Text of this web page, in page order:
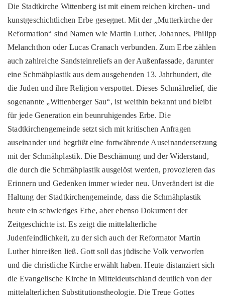
Die Stadtkirche Wittenberg ist mit einem reichen kirchen- und
kunstgeschichtlichen Erbe gesegnet. Mit der „Mutterkirche der
Reformation“ sind Namen wie Martin Luther, Johannes, Philipp
Melanchthon oder Lucas Cranach verbunden. Zum Erbe zählen
auch zahlreiche Sandsteinreliefs an der Außenfassade, darunter
eine Schmähplastik aus dem ausgehenden 13. Jahrhundert, die
die Juden und ihre Religion verspottet. Dieses Schmährelief, die
sogenannte „Wittenberger Sau“, ist weithin bekannt und bleibt
für jede Generation ein beunruhigendes Erbe. Die
Stadtkirchengemeinde setzt sich mit kritischen Anfragen
auseinander und begrüßt eine fortwährende Auseinandersetzung
mit der Schmähplastik. Die Beschämung und der Widerstand,
die durch die Schmähplastik ausgelöst werden, provozieren das
Erinnern und Gedenken immer wieder neu. Unverändert ist die
Haltung der Stadtkirchengemeinde, dass die Schmähplastik
heute ein schwieriges Erbe, aber ebenso Dokument der
Zeitgeschichte ist. Es zeigt die mittelalterliche
Judenfeindlichkeit, zu der sich auch der Reformator Martin
Luther hinreißen ließ. Gott soll das jüdische Volk verworfen
und die christliche Kirche erwählt haben. Heute distanziert sich
die Evangelische Kirche in Mitteldeutschland deutlich von der
mittelalterlichen Substitutionstheologie. Die Treue Gottes